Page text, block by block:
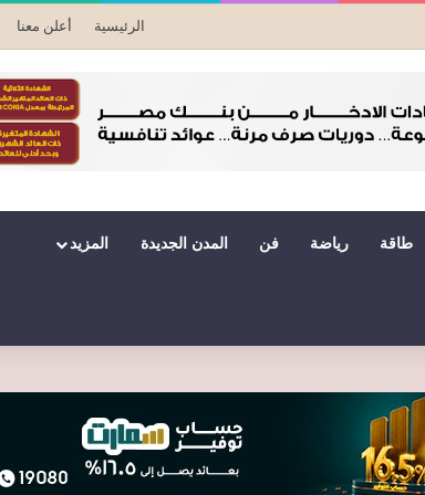
الرئيسية أعلن معنا
طاقة رياضة فن المدن الجديدة المزيد